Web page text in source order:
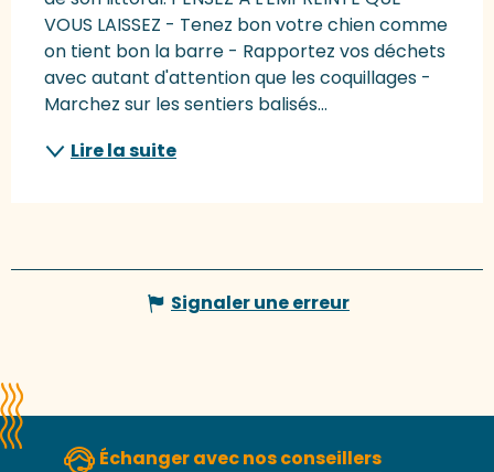
VOUS LAISSEZ - Tenez bon votre chien comme
on tient bon la barre - Rapportez vos déchets
avec autant d'attention que les coquillages -
Marchez sur les sentiers balisés...
Lire la suite
Signaler une erreur
Échanger avec nos conseillers